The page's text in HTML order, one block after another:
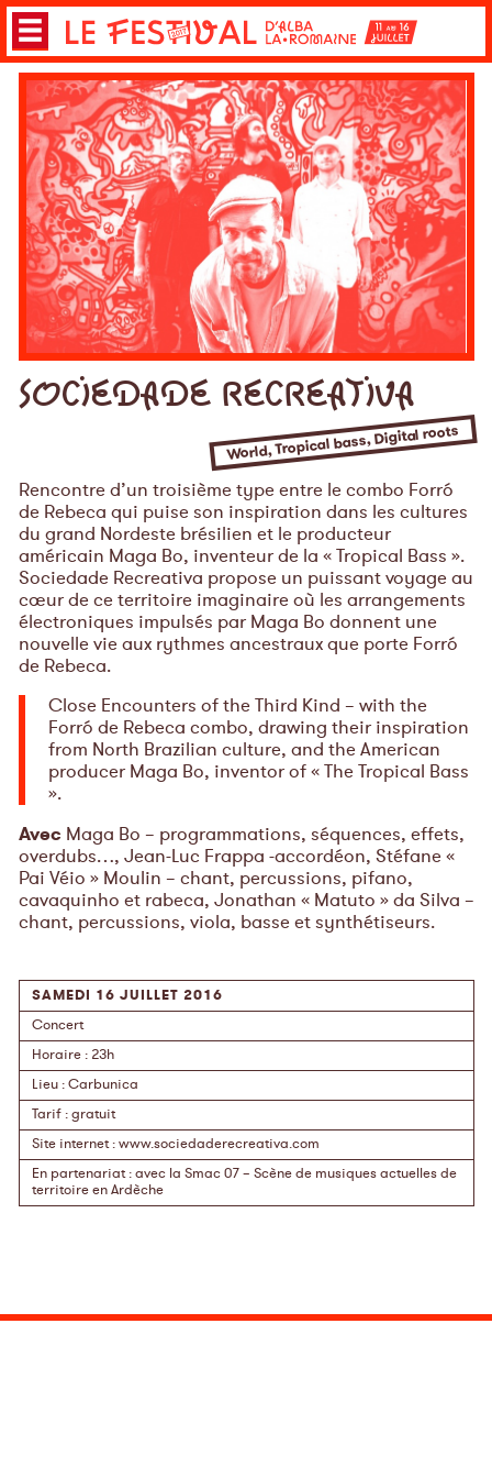
SOCIEDADE RECREATIVA
World, Tropical bass, Digital roots
Rencontre d’un troisième type entre le combo Forró
de Rebeca qui puise son inspiration dans les cultures
du grand Nordeste brésilien et le producteur
américain Maga Bo, inventeur de la « Tropical Bass ».
Sociedade Recreativa propose un puissant voyage au
cœur de ce territoire imaginaire où les arrangements
électroniques impulsés par Maga Bo donnent une
nouvelle vie aux rythmes ancestraux que porte Forró
de Rebeca.
Close Encounters of the Third Kind – with the
Forró de Rebeca combo, drawing their inspiration
from North Brazilian culture, and the American
producer Maga Bo, inventor of « The Tropical Bass
».
Avec Maga Bo – programmations, séquences, effets,
overdubs…, Jean-Luc Frappa -accordéon, Stéfane «
Pai Véio » Moulin – chant, percussions, pifano,
cavaquinho et rabeca, Jonathan « Matuto » da Silva –
chant, percussions, viola, basse et synthétiseurs.
SAMEDI 16 JUILLET 2016
Concert
Horaire: 23h
Lieu:Carbunica
Tarif:gratuit
Site internet:www.sociedaderecreativa.com
En partenariat:avec la Smac 07– Scène de musiques actuelles de
territoire en Ardèche